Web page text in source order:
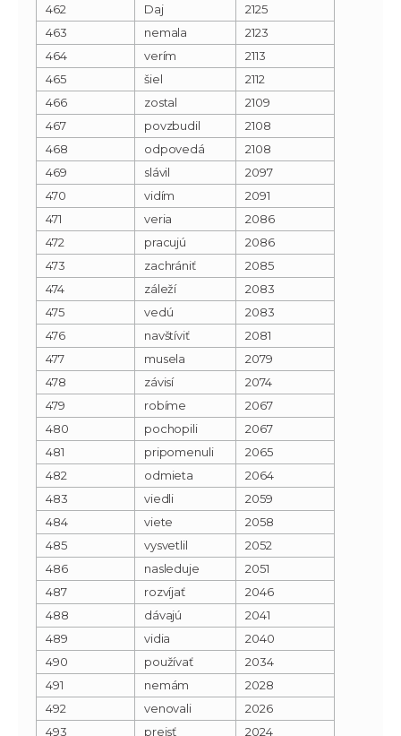
462
Daj
2125
463
nemala
2123
464
verím
2113
465
šiel
2112
466
zostal
2109
467
povzbudil
2108
468
odpovedá
2108
469
slávil
2097
470
vidím
2091
471
veria
2086
472
pracujú
2086
473
zachrániť
2085
474
záleží
2083
475
vedú
2083
476
navštíviť
2081
477
musela
2079
478
závisí
2074
479
robíme
2067
480
pochopili
2067
481
pripomenuli
2065
482
odmieta
2064
483
viedli
2059
484
viete
2058
485
vysvetlil
2052
486
nasleduje
2051
487
rozvíjať
2046
488
dávajú
2041
489
vidia
2040
490
používať
2034
491
nemám
2028
492
venovali
2026
493
prejsť
2024